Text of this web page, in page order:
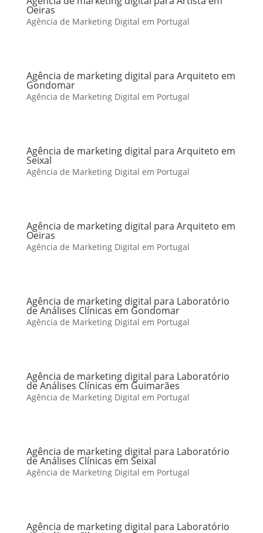
Oeiras
Agência de Marketing Digital em Portugal
Agência de marketing digital para Arquiteto em
Gondomar
Agência de Marketing Digital em Portugal
Agência de marketing digital para Arquiteto em
Seixal
Agência de Marketing Digital em Portugal
Agência de marketing digital para Arquiteto em
Oeiras
Agência de Marketing Digital em Portugal
Agência de marketing digital para Laboratório
de Análises Clínicas em Gondomar
Agência de Marketing Digital em Portugal
Agência de marketing digital para Laboratório
de Análises Clínicas em Guimarães
Agência de Marketing Digital em Portugal
Agência de marketing digital para Laboratório
de Análises Clínicas em Seixal
Agência de Marketing Digital em Portugal
Agência de marketing digital para Laboratório